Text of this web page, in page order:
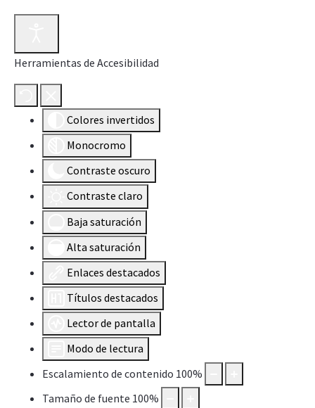
Herramientas de Accesibilidad
Colores invertidos
Monocromo
Contraste oscuro
Contraste claro
Baja saturación
Alta saturación
Enlaces destacados
Títulos destacados
Lector de pantalla
Modo de lectura
Escalamiento de contenido 100%
Tamaño de fuente 100%